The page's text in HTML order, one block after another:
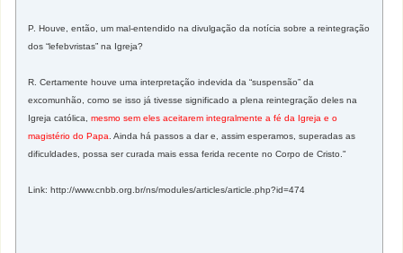
P. Houve, então, um mal-entendido na divulgação da notícia sobre a reintegração
dos “lefebvristas” na Igreja?
R. Certamente houve uma interpretação indevida da “suspensão” da
excomunhão, como se isso já tivesse significado a plena reintegração deles na
Igreja católica,mesmo sem eles aceitarem integralmente a fé da Igreja e o
magistério do Papa . Ainda há passos a dar e, assim esperamos, superadas as
dificuldades, possa ser curada mais essa ferida recente no Corpo de Cristo."
Link: http://www.cnbb.org.br/ns/modules/articles/article.php?id=474